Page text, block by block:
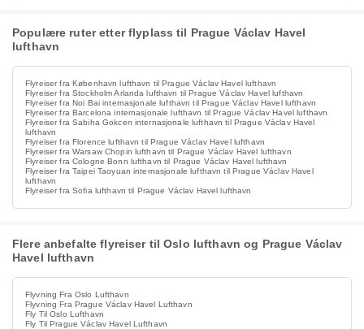
Populære ruter etter flyplass til Prague Václav Havel
lufthavn
Flyreiser fra København lufthavn til Prague Václav Havel lufthavn
Flyreiser fra Stockholm Arlanda lufthavn til Prague Václav Havel lufthavn
Flyreiser fra Noi Bai internasjonale lufthavn til Prague Václav Havel lufthavn
Flyreiser fra Barcelona internasjonale lufthavn til Prague Václav Havel lufthavn
Flyreiser fra Sabiha Gokcen internasjonale lufthavn til Prague Václav Havel
lufthavn
Flyreiser fra Florence lufthavn til Prague Václav Havel lufthavn
Flyreiser fra Warsaw Chopin lufthavn til Prague Václav Havel lufthavn
Flyreiser fra Cologne Bonn lufthavn til Prague Václav Havel lufthavn
Flyreiser fra Taipei Taoyuan internasjonale lufthavn til Prague Václav Havel
lufthavn
Flyreiser fra Sofia lufthavn til Prague Václav Havel lufthavn
Flere anbefalte flyreiser til Oslo lufthavn og Prague Václav
Havel lufthavn
Flyvning Fra Oslo Lufthavn
Flyvning Fra Prague Václav Havel Lufthavn
Fly Til Oslo Lufthavn
Fly Til Prague Václav Havel Lufthavn